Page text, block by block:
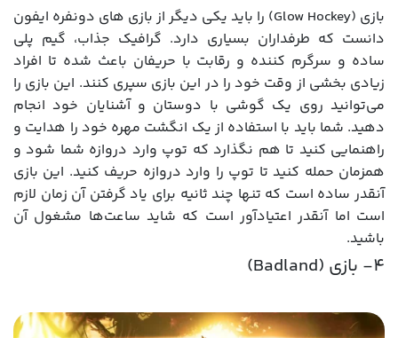
بازی (Glow Hockey) را باید یکی دیگر از بازی های دونفره ایفون
دانست که طرفداران بسیاری دارد. گرافیک جذاب، گیم پلی
ساده و سرگرم کننده و رقابت با حریفان باعث شده تا افراد
زیادی بخشی از وقت خود را در این بازی سپری کنند. این بازی را
می‌توانید روی یک گوشی با دوستان و آشنایان خود انجام
دهید. شما باید با استفاده از یک انگشت مهره خود را هدایت و
راهنمایی کنید تا هم نگذارد که توپ وارد دروازه شما شود و
همزمان حمله کنید تا توپ را وارد دروازه حریف کنید. این بازی
آنقدر ساده است که تنها چند ثانیه برای یاد گرفتن آن زمان لازم
است اما آنقدر اعتیادآور است که شاید ساعت‌ها مشغول آن
باشید.
4- بازی (Badland)